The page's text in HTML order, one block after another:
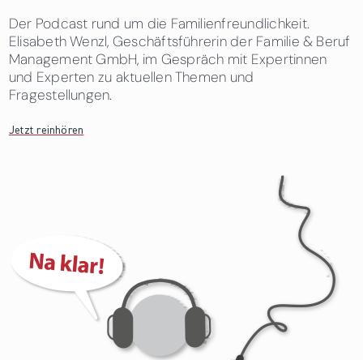
Der Podcast rund um die Familienfreundlichkeit.
Elisabeth Wenzl, Geschäftsführerin der Familie & Beruf
Management GmbH, im Gespräch mit Expertinnen
und Experten zu aktuellen Themen und
Fragestellungen.
Jetzt reinhören